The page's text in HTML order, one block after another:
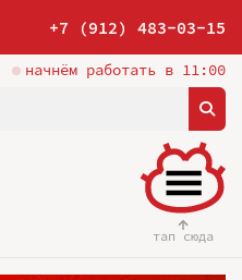
+7 (912) 483-03-15
начнём работать в 11:00
тап сюда